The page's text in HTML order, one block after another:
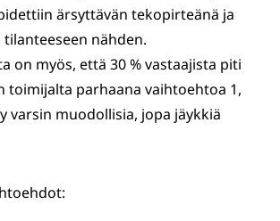
ärsyttävän tekopirteänä ja
nähden.
on myös, että 30 % vastaajista piti
toimijalta parhaana vaihtoehtoa 1,
varsin muodollisia, jopa jäykkiä